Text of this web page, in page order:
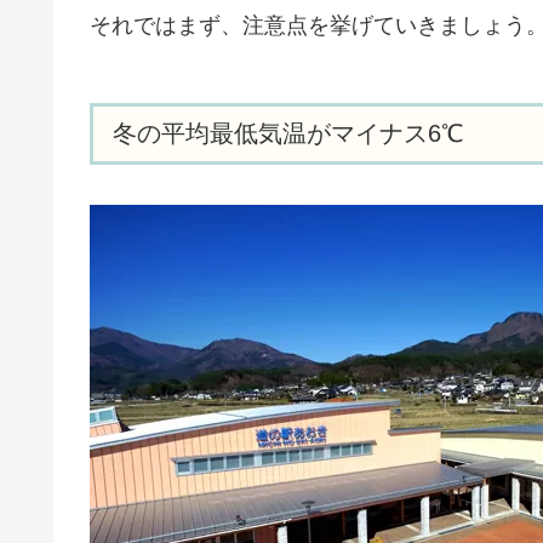
それではまず、注意点を挙げていきましょう
冬の平均最低気温がマイナス6℃